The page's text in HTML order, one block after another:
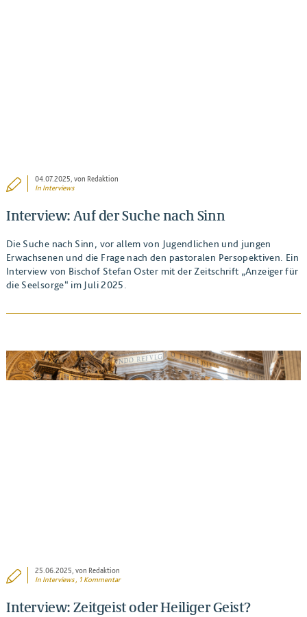
04.07.2025, von Redaktion
In Interviews
Interview: Auf der Suche nach Sinn
Die Suche nach Sinn, vor allem von Jugendlichen und jungen
Erwachsenen und die Frage nach den pastoralen Persopektiven. Ein
Interview von Bischof Stefan Oster mit der Zeitschrift „Anzeiger für
die Seelsorge“ im Juli 2025.
25.06.2025, von Redaktion
In Interviews, 1 Kommentar
Interview: Zeitgeist oder Heiliger Geist?